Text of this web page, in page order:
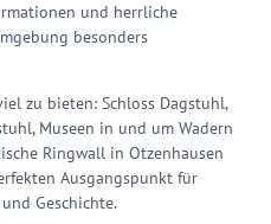
und herrliche
besonders
zu bieten: Schloss Dagstuhl,
Museen in und um Wadern
Ringwall in Otzenhausen
Ausgangspunkt für
Geschichte.